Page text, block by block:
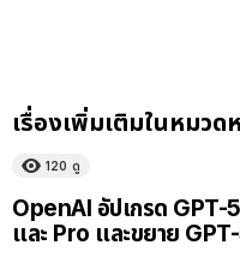
เรื่องเพิ่มเติมในหมวด
120 ดู
OpenAI อัปเกรด GPT-
และ Pro และขยาย